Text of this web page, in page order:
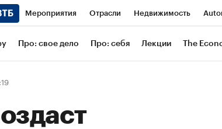
Мероприятия Отрасли Недвижимость
РБК Life Тренды
Про: свое дело Про: себя Лекции The